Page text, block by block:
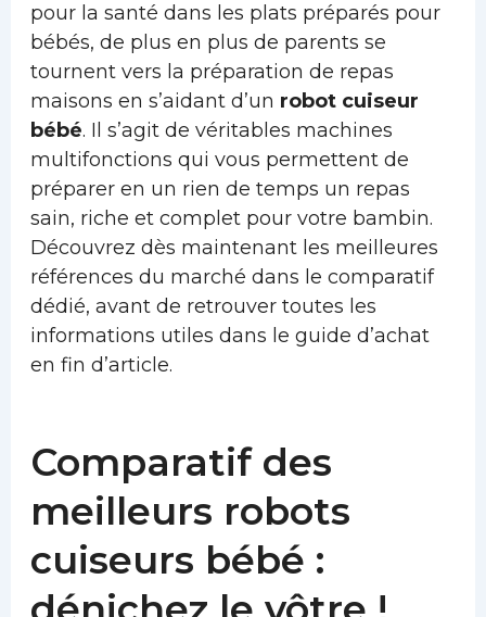
pour la santé dans les plats préparés pour
bébés, de plus en plus de parents se
tournent vers la préparation de repas
maisons en s’aidant d’un robot cuiseur
bébé. Il s’agit de véritables machines
multifonctions qui vous permettent de
préparer en un rien de temps un repas
sain, riche et complet pour votre bambin.
Découvrez dès maintenant les meilleures
références du marché dans le comparatif
dédié, avant de retrouver toutes les
informations utiles dans le guide d’achat
en fin d’article.
Comparatif des
meilleurs robots
cuiseurs bébé :